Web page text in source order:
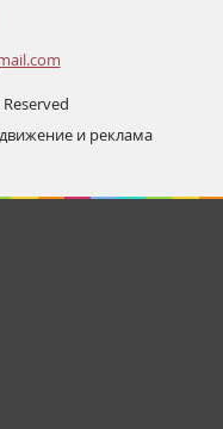
и реклама